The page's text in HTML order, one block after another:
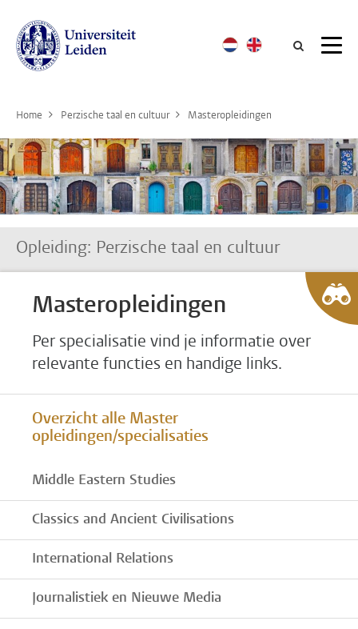
Home Perzische taal en cultuur Masteropleidingen
Opleiding: Perzische taal en cultuur
Masteropleidingen
Per specialisatie vind je informatie over
relevante functies en handige links.
Overzicht alle Master
opleidingen/specialisaties
Middle Eastern Studies
Classics and Ancient Civilisations
International Relations
Journalistiek en Nieuwe Media